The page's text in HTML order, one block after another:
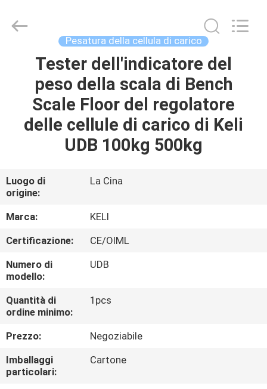
CASA.
PRODOTTI
SU
DI
NOI
VISITA
DELLA
FABBRICA
CONTROLLO
DELLA
QUALITÀ
Co.,Limited.
Pesatura della cellula di carico
Tester dell'indicatore del
peso della scala di Bench
Scale Floor del regolatore
delle cellule di carico di Keli
UDB 100kg 500kg
Luogo di
origine:
La Cina
Marca:
KELI
Certificazione:
CE/OIML
Numero di
modello:
UDB
Quantità di
ordine minimo:
1pcs
Prezzo:
Negoziabile
Imballaggi
particolari:
Cartone